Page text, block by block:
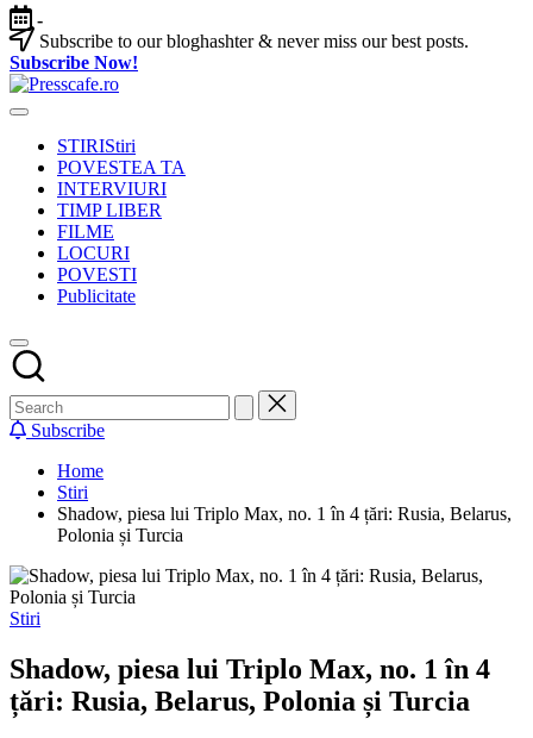
Skip
to
content
-
Subscribe to our bloghashter & never miss our best posts.
Subscribe Now!
Presscafe.ro
Cafeneau
urbaneSTIRIStiri
POVESTEA TA
INTERVIURI
TIMP LIBER
FILME
LOCURI
POVESTI
Publicitate
Subscribe
Home
Stiri
Shadow, piesa lui Triplo Max, no. 1 în 4 țări: Rusia, Belarus,
Polonia și Turcia
Posted
Stiri
Shadow, piesa lui Triplo Max, no. 1 în 4
țări: Rusia, Belarus, Polonia și Turcia